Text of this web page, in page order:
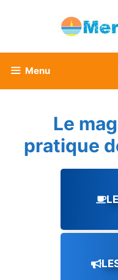
Menu
Le
pratique